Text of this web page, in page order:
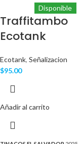
Disponible
Traffitambo
Ecotank
Ecotank, Señalizacion
$95.00
Añadir al carrito